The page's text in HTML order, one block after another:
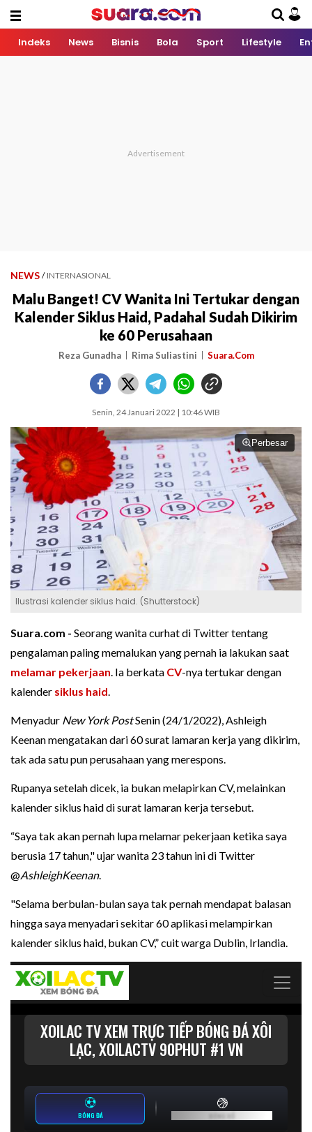
Indeks News Bisnis Bola Sport Lifestyle
NEWS / INTERNASIONAL
Malu Banget! CV Wanita Ini Tertukar dengan
Kalender Siklus Haid, Padahal Sudah Dikirim
ke 60 Perusahaan
Reza Gunadha Rima Suliastini Suara.Com
Senin, 24 Januari 2022 | 10:46 WIB
Perbesar
Ilustrasi kalender siklus haid. (Shutterstock)
Suara.com - Seorang wanita curhat di Twitter tentang
pengalaman paling memalukan yang pernah ia lakukan saat
melamar pekerjaan. Ia berkata CV-nya tertukar dengan
kalender siklus haid.
Menyadur New York PostSenin (24/1/2022), Ashleigh
Keenan mengatakan dari 60 surat lamaran kerja yang dikirim,
tak ada satu pun perusahaan yang merespons.
Rupanya setelah dicek, ia bukan melapirkan CV, melainkan
kalender siklus haid di surat lamaran kerja tersebut.
“Saya tak akan pernah lupa melamar pekerjaan ketika saya
berusia 17 tahun," ujar wanita 23 tahun ini di Twitter
@AshleighKeenan.
"Selama berbulan-bulan saya tak pernah mendapat balasan
hingga saya menyadari sekitar 60 aplikasi melampirkan
kalender siklus haid, bukan CV,” cuit warga Dublin, Irlandia.